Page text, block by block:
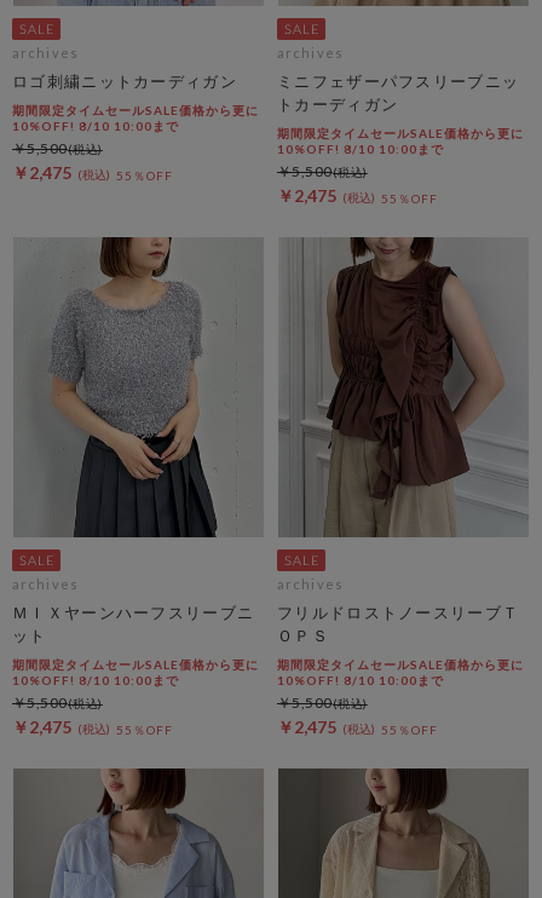
archives
ロゴ刺繍ニットカーディガン
期間限定タイムセールSALE価格から更に
10%OFF! 8/10 10:00まで
￥2,475 55％OFF
￥5,500
archives
ミニフェザーパフスリーブニッ
トカーディガン
期間限定タイムセールSALE価格から更に
10%OFF! 8/10 10:00まで
￥2,475 55％OFF
￥5,500
archives
ＭＩＸヤーンハーフスリーブニ
ット
期間限定タイムセールSALE価格から更に
10%OFF! 8/10 10:00まで
￥2,475 55％OFF
￥5,500
archives
フリルドロストノースリーブＴ
ＯＰＳ
期間限定タイムセールSALE価格から更に
10%OFF! 8/10 10:00まで
￥2,475 55％OFF
￥5,500